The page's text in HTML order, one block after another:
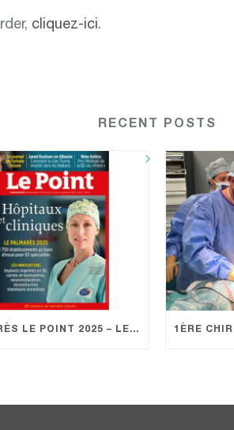
cliquez-ici.
RECENT POSTS
PALMARÈS LE POINT 2025 – LE GROUPE KANTYS À L’HONNEUR